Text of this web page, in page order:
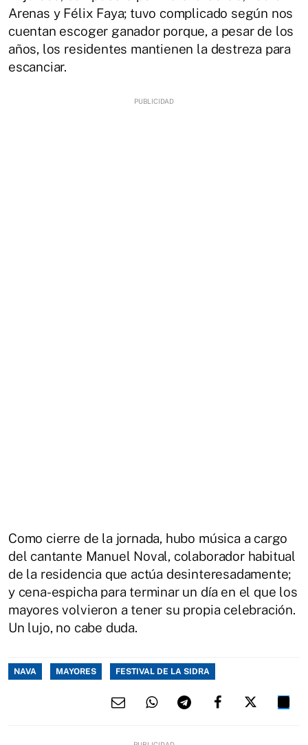
Arenas y Félix Faya; tuvo complicado según nos
cuentan escoger ganador porque, a pesar de los
años, los residentes mantienen la destreza para
escanciar.
Como cierre de la jornada, hubo música a cargo
del cantante Manuel Noval, colaborador habitual
de la residencia que actúa desinteresadamente;
y cena-espicha para terminar un día en el que los
mayores volvieron a tener su propia celebración.
Un lujo, no cabe duda.
NAVA MAYORES FESTIVAL DE LA SIDRA